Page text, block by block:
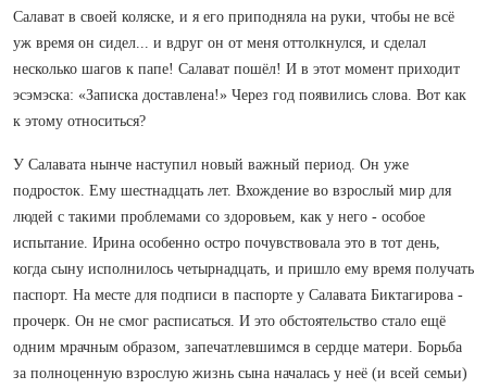
Салават в своей коляске, и я его приподняла на руки, чтобы не всё
уж время он сидел... и вдруг он от меня оттолкнулся, и сделал
несколько шагов к папе! Салават пошёл! И в этот момент приходит
эсэмэска: «Записка доставлена!» Через год появились слова. Вот как
к этому относиться?
У Салавата нынче наступил новый важный период. Он уже
подросток. Ему шестнадцать лет. Вхождение во взрослый мир для
людей с такими проблемами со здоровьем, как у него - особое
испытание. Ирина особенно остро почувствовала это в тот день,
когда сыну исполнилось четырнадцать, и пришло ему время получать
паспорт. На месте для подписи в паспорте у Салавата Биктагирова -
прочерк. Он не смог расписаться. И это обстоятельство стало ещё
одним мрачным образом, запечатлевшимся в сердце матери. Борьба
за полноценную взрослую жизнь сына началась у неё (и всей семьи)